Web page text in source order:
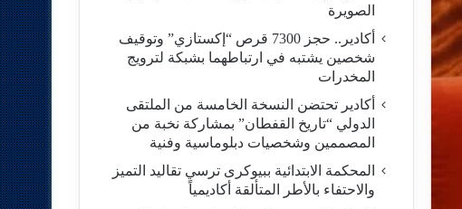
الصويرة
أكادير.. حجز 7300 قرص “إكستازي” وتوقيف
شخصين يشتبه في ارتباطهما بشبكة لترويج
المخدرات
أكادير تحتضن النسخة الخامسة من الملتقى
الدولي “تاريخ القفطان” بمشاركة نخبة من
المصممين وشخصيات دبلوماسية وفنية
المحكمة الابتدائية ببيوكرى ترسي تقاليد التميز
والاحتفاء بالأطر المتألقة أكاديمياً